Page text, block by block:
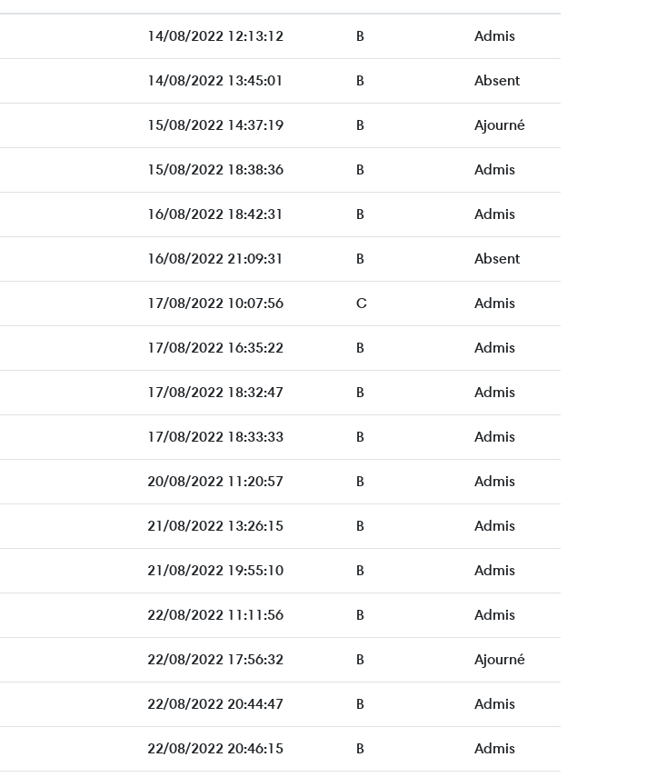
14/08/2022 12:13:12 B Admis
14/08/2022 13:45:01 B Absent
15/08/2022 14:37:19 B Ajourné
15/08/2022 18:38:36 B Admis
16/08/2022 18:42:31 B Admis
16/08/2022 21:09:31 B Absent
17/08/2022 10:07:56 C Admis
17/08/2022 16:35:22 B Admis
17/08/2022 18:32:47 B Admis
17/08/2022 18:33:33 B Admis
20/08/2022 11:20:57 B Admis
21/08/2022 13:26:15 B Admis
21/08/2022 19:55:10 B Admis
22/08/2022 11:11:56 B Admis
22/08/2022 17:56:32 B Ajourné
22/08/2022 20:44:47 B Admis
22/08/2022 20:46:15 B Admis